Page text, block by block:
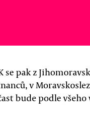
se pak z
v
bude podle